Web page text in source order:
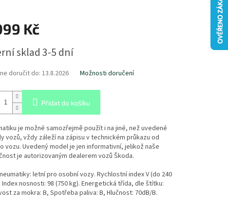
Kč
sklad 3-5 dní
doručit do:13.8.2026 Možnosti doručení
Přidat do košíku
je možné samozřejmě použít i na jiné, než uvedené
vozů, vždy záleží na zápisu v technickém průkazu od
vozu. Uvedený model je jen informativní, jelikož naše
je autorizovaným dealerem vozů Škoda.
letní pro osobní vozy. Rychlostní index V (do 240
Index nosnosti: 98 (750 kg). Energetická třída, dle štítku:
za mokra: B, Spotřeba paliva: B, Hlučnost: 70dB/B.